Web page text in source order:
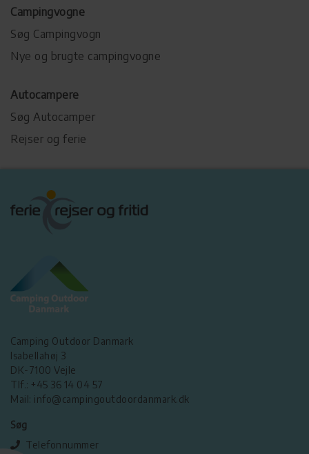
Campingvogne
Søg Campingvogn
Nye og brugte campingvogne
Autocampere
Søg Autocamper
Rejser og ferie
Camping Outdoor Danmark
Isabellahøj 3
DK-7100 Vejle
Tlf.: +45 36 14 04 57
Mail: info@campingoutdoordanmark.dk
Søg
Telefonnummer